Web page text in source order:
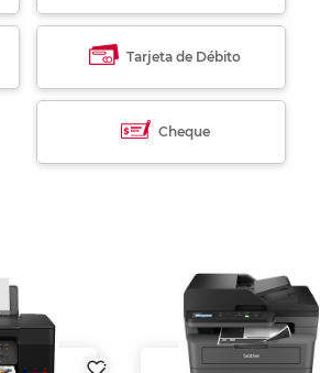
Tarjeta de Débito
Cheque